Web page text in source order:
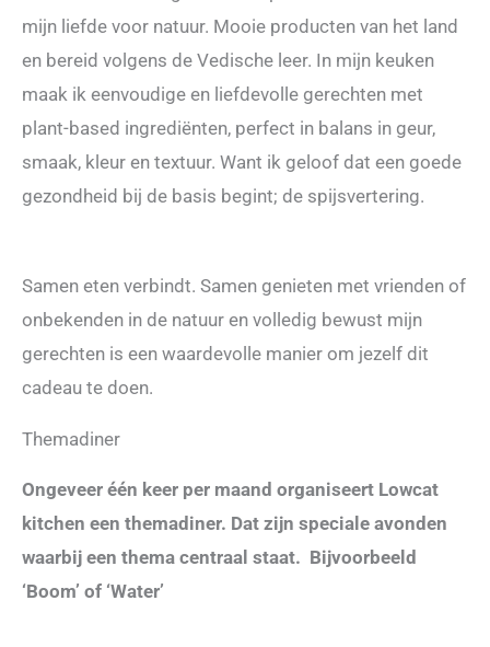
mijn liefde voor natuur. Mooie producten van het land
en bereid volgens de Vedische leer. In mijn keuken
maak ik eenvoudige en liefdevolle gerechten met
plant-based ingrediënten, perfect in balans in geur,
smaak, kleur en textuur. Want ik geloof dat een goede
gezondheid bij de basis begint; de spijsvertering.
Samen eten verbindt. Samen genieten met vrienden of
onbekenden in de natuur en volledig bewust mijn
gerechten is een waardevolle manier om jezelf dit
cadeau te doen.
Themadiner
Ongeveer één keer per maand organiseert Lowcat
kitchen een themadiner. Dat zijn speciale avonden
waarbij een thema centraal staat. Bijvoorbeeld
‘Boom’ of ‘Water’